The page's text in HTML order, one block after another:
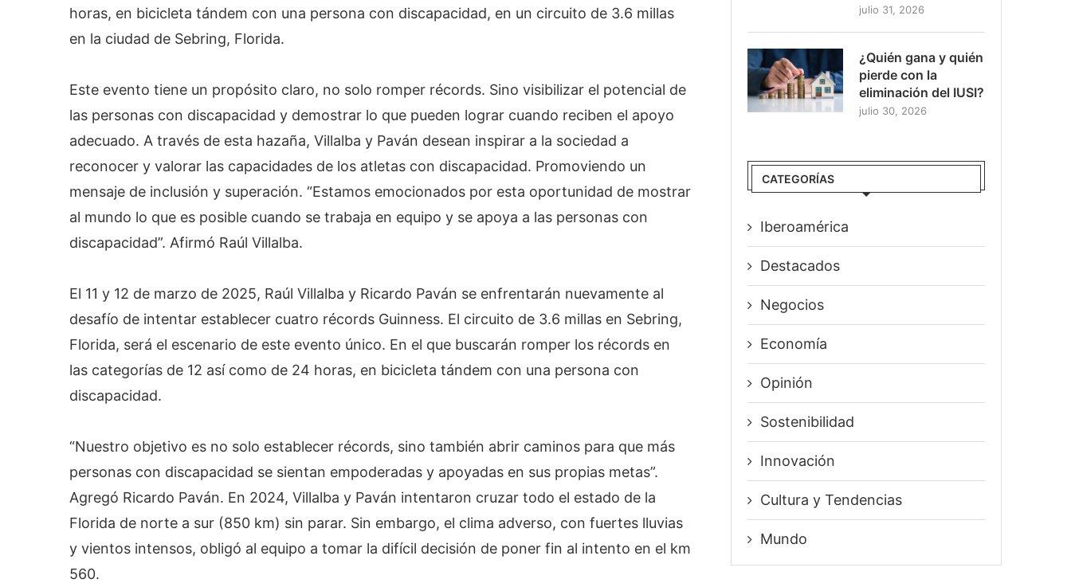
horas, en bicicleta tándem con una persona con discapacidad, en un circuito de 3.6 millas
en la ciudad de Sebring, Florida.
Este evento tiene un propósito claro, no solo romper récords. Sino visibilizar el potencial de
las personas con discapacidad y demostrar lo que pueden lograr cuando reciben el apoyo
adecuado. A través de esta hazaña, Villalba y Paván desean inspirar a la sociedad a
reconocer y valorar las capacidades de los atletas con discapacidad. Promoviendo un
mensaje de inclusión y superación. “Estamos emocionados por esta oportunidad de mostrar
al mundo lo que es posible cuando se trabaja en equipo y se apoya a las personas con
discapacidad”. Afirmó Raúl Villalba.
El 11 y 12 de marzo de 2025, Raúl Villalba y Ricardo Paván se enfrentarán nuevamente al
desafío de intentar establecer cuatro récords Guinness. El circuito de 3.6 millas en Sebring,
Florida, será el escenario de este evento único. En el que buscarán romper los récords en
las categorías de 12 así como de 24 horas, en bicicleta tándem con una persona con
discapacidad.
“Nuestro objetivo es no solo establecer récords, sino también abrir caminos para que más
personas con discapacidad se sientan empoderadas y apoyadas en sus propias metas”.
Agregó Ricardo Paván. En 2024, Villalba y Paván intentaron cruzar todo el estado de la
Florida de norte a sur (850 km) sin parar. Sin embargo, el clima adverso, con fuertes lluvias
y vientos intensos, obligó al equipo a tomar la difícil decisión de poner fin al intento en el km
560.
julio 31, 2026
¿Quién gana y quién
pierde con la
eliminación del IUSI?
julio 30, 2026
CATEGORÍAS
Iberoamérica
Destacados
Negocios
Economía
Opinión
Sostenibilidad
Innovación
⁠Cultura y Tendencias
Mundo